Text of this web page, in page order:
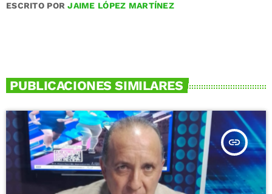
ESCRITO PORJAIME LÓPEZ MARTÍNEZ
PUBLICACIONES SIMILARES
insert_link